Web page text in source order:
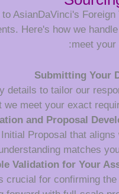
AsianDaVinci's Foreign
Here's how we
meet your
Submitting Your
details to tailor our
we meet your exact
and Proposal
Proposal that aligns
matches
Validation for Your
crucial for confirming